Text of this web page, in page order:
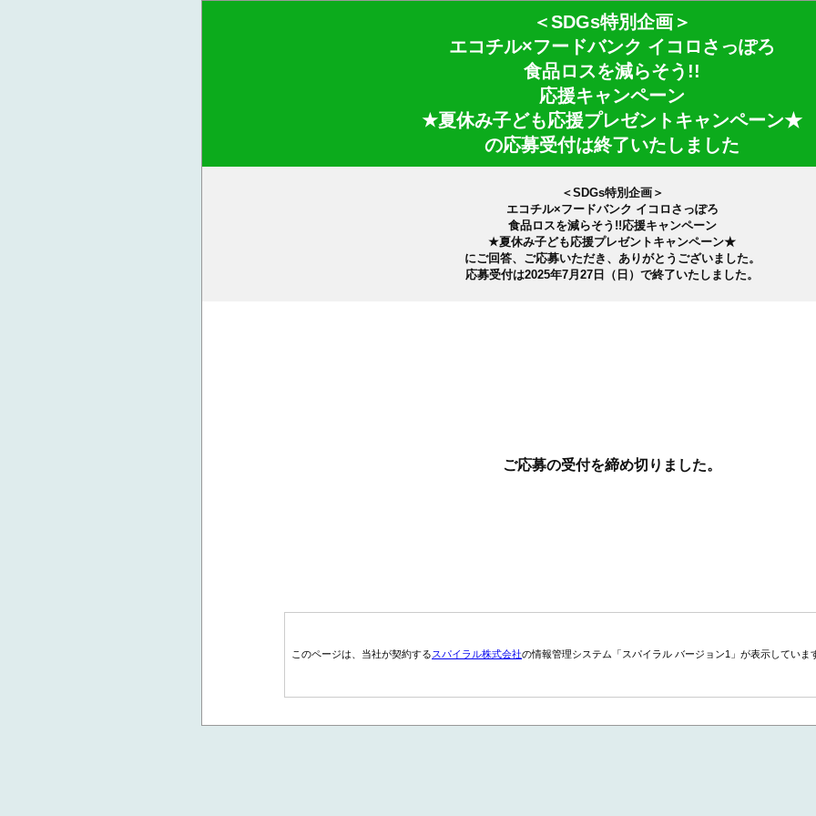
＜SDGs特別企画＞
エコチル×フードバンク イコロさっぽろ
食品ロスを減らそう!!
応援キャンペーン
★夏休み子ども応援プレゼントキャンペーン★
の応募受付は終了いたしました
＜SDGs特別企画＞
エコチル×フードバンク イコロさっぽろ
食品ロスを減らそう!!応援キャンペーン
★夏休み子ども応援プレゼントキャンペーン★
にご回答、ご応募いただき、ありがとうございました。
応募受付は2025年7月27日（日）で終了いたしました。
ご応募の受付を締め切りました。
このページは、当社が契約するスパイラル株式会社の情報管理システム「スパイラル バージョン1」が表示していま